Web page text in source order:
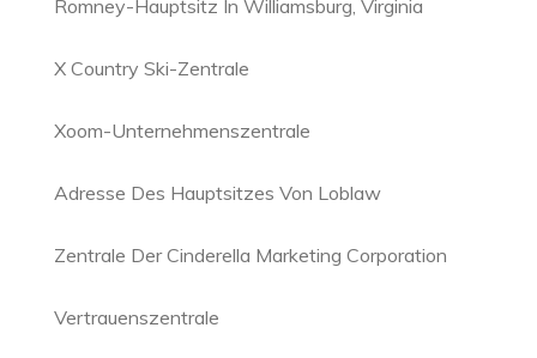
Romney-Hauptsitz In Williamsburg, Virginia
X Country Ski-Zentrale
Xoom-Unternehmenszentrale
Adresse Des Hauptsitzes Von Loblaw
Zentrale Der Cinderella Marketing Corporation
Vertrauenszentrale